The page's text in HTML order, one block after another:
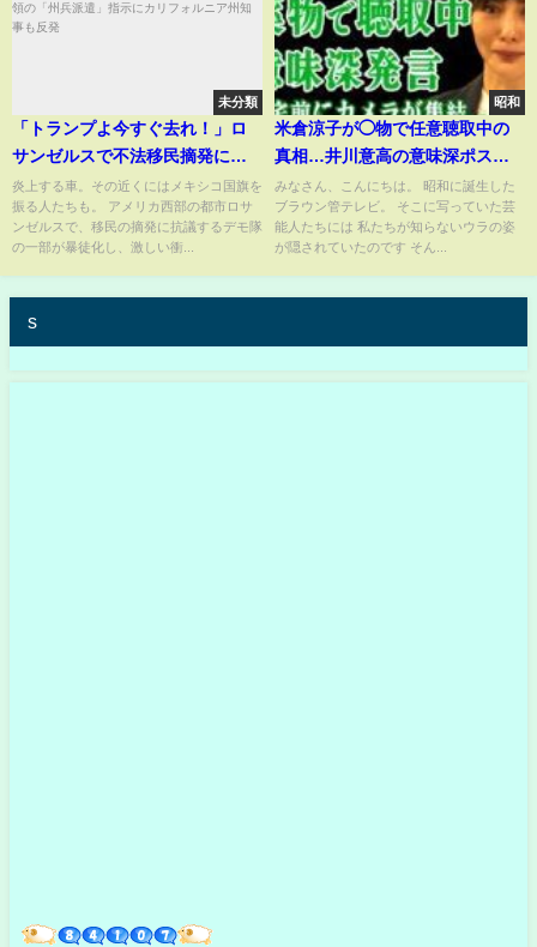
未分類
「トランプよ今すぐ去れ！」ロ
サンゼルスで不法移民摘発に大
規模デモ…トランプ大統領の
「州兵派遣」指示にカリフォル
ニア州知事も反発
炎上する車。その近くにはメキシコ国旗を
振る人たちも。 アメリカ西部の都市ロサ
ンゼルスで、移民の摘発に抗議するデモ隊
の一部が暴徒化し、激しい衝...
昭和
米倉涼子が◯物で任意聴取中の
真相…井川意高の意味深ポスト
と一致した報道陣の動き！自宅
前に集結するカメラ過去の交際
相手の逮捕歴まで発覚した現
女優の末路に言葉を失う！
みなさん、こんにちは。 昭和に誕生した
ブラウン管テレビ。 そこに写っていた芸
能人たちには 私たちが知らないウラの姿
が隠されていたのです そん...
s